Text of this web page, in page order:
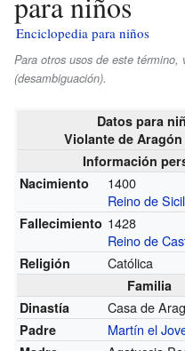
Enciclopedia para niños
Para otros usos de este término,
(desambiguación).
Datos para
Violante de
Información
Nacimiento
1400
Reino de
Fallecimiento 1428
Reino de
Religión Católica
Familia
Dinastía
Casa de
Padre Martín el